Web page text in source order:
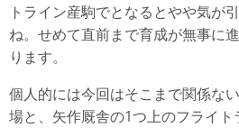
トライン産駒でとなるとやや気が
ね。せめて直前まで育成が無事に
ります。
個人的には今回はそこまで関係な
場と、矢作厩舎の1つ上のフライト